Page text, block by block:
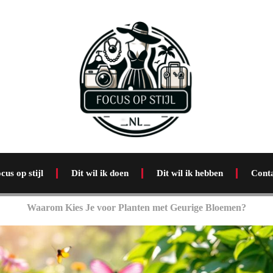
op stijl Dit wil ik doen Dit wil ik hebben
Waarom Kies Je voor Planten met Geurige Bloemen?